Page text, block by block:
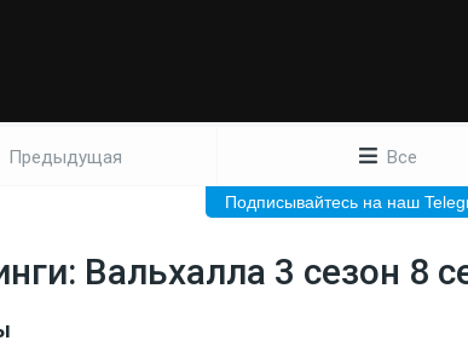
Предыдущая Все
Подписывайтесь на наш
Вальхалла 3 сезон 8